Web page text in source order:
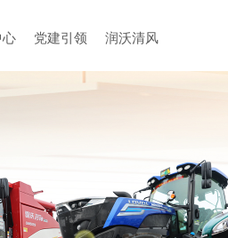
党建引领 润沃清风